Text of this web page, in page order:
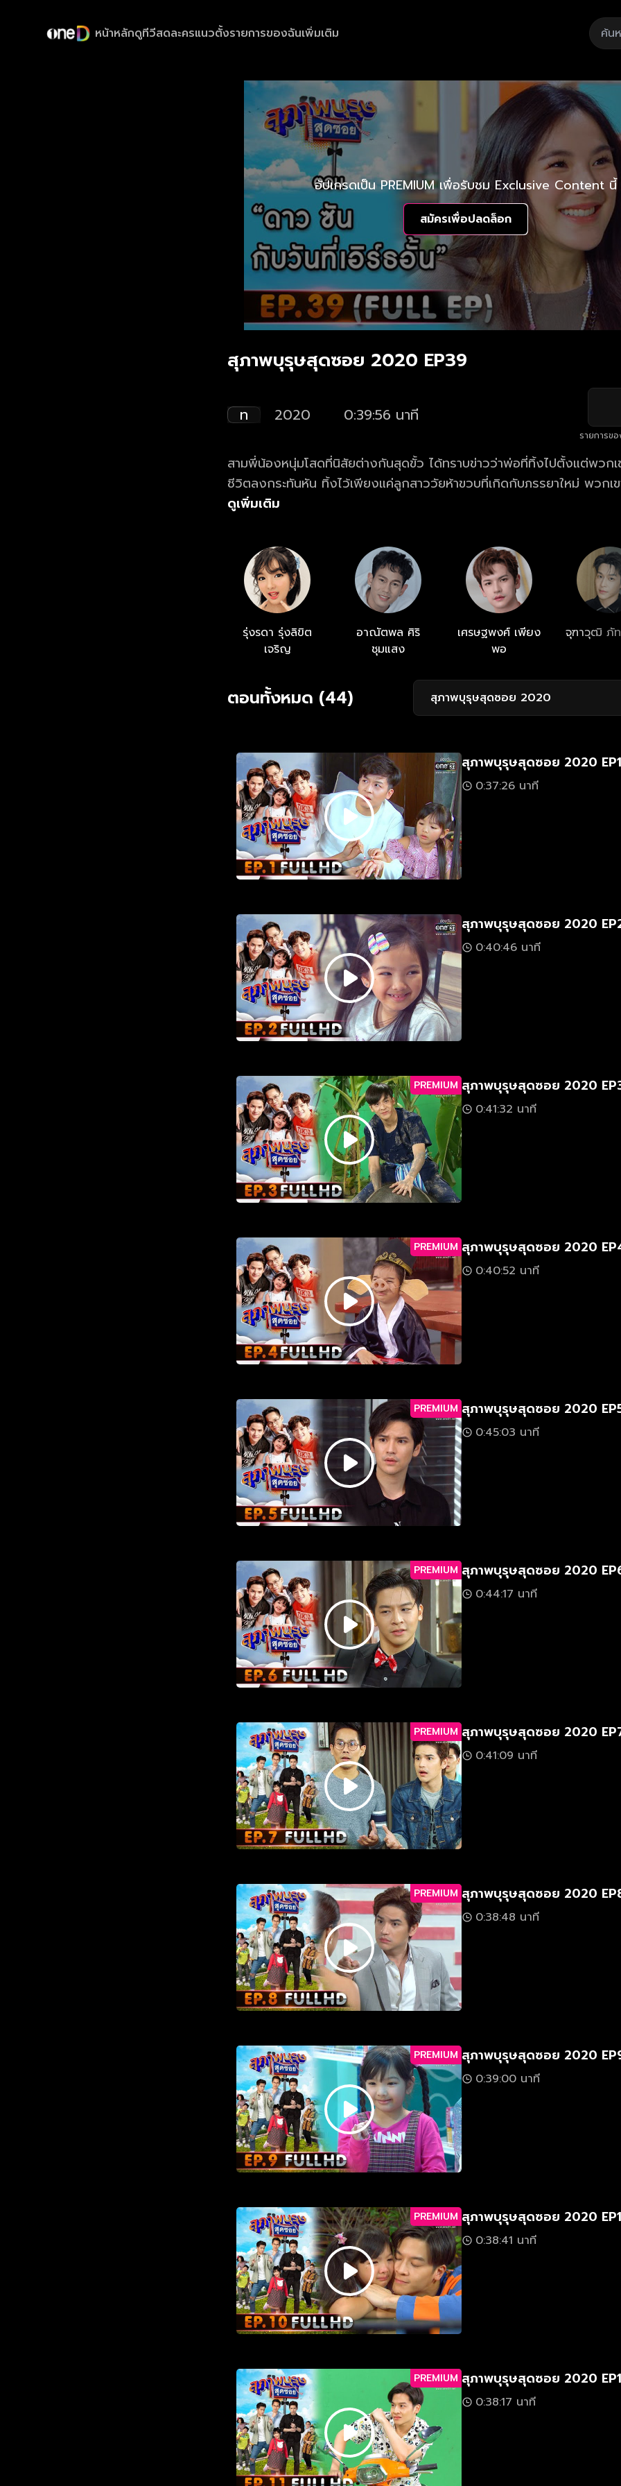
หน้าหลักดูทีวีสดละครแนวตั้งรายการของฉันเพิ่มเติม
อัปเกรดเป็น PREMIUM เพื่อรับชม Exclusive Content นี้
สมัครเพื่อปลดล็อก
สุภาพบุรุษสุดซอย 2020 EP39
ท 2020 0:39:56 นาที
รายการข
สามพี่น้องหนุ่มโสดที่นิสัยต่างกันสุดขั้ว ได้ทราบข่าวว่าพ่อที่ทิ้งไปตั้งแต่พวกเ
ชีวิตลงกระทันหัน ทิ้งไว้เพียงแค่ลูกสาววัยห้าขวบที่เกิดกับภรรยาใหม่ พวกเ
บทคุณพ่อจำเป็น เพื่อไม่ให้น้องสาวขาดความอบอุ่นเหมือนพวกเขา
ดูเพิ่มเติม
รุ่งรดา รุ่งลิขิต
เจริญ
อาณัตพล ศิริ
ชุมแสง
เศรษฐพงศ์ เพียง
พอ
จุฑาวุฒิ ภั
ตอนทั้งหมด (44) สุภาพบุรุษสุดซอย 2020
สุภาพบุรุษสุดซอย 2020 EP1
0:37:26 นาที
สุภาพบุรุษสุดซอย 2020
0:40:46 นาที
PREMIUM สุภาพบุรุษสุดซอย 2020
0:41:32 นาที
PREMIUM สุภาพบุรุษสุดซอย 2020
0:40:52 นาที
PREMIUM สุภาพบุรุษสุดซอย 2020
0:45:03 นาที
PREMIUM สุภาพบุรุษสุดซอย 2020
0:44:17 นาที
PREMIUM สุภาพบุรุษสุดซอย 2020
0:41:09 นาที
PREMIUM สุภาพบุรุษสุดซอย 2020
0:38:48 นาที
PREMIUM สุภาพบุรุษสุดซอย 2020
0:39:00 นาที
PREMIUM สุภาพบุรุษสุดซอย 2020
0:38:41 นาที
PREMIUM สุภาพบุรุษสุดซอย 2020
0:38:17 นาที